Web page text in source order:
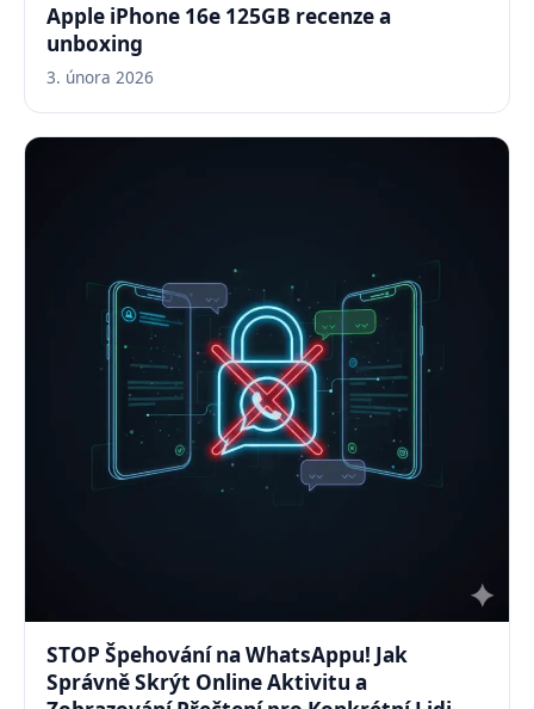
Apple iPhone 16e 125GB recenze a
unboxing
3. února 2026
STOP Špehování na WhatsAppu! Jak
Správně Skrýt Online Aktivitu a